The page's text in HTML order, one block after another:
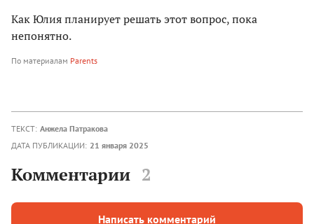
Как Юлия планирует решать этот вопрос, пока
непонятно.
По материалам Parents
ТЕКСТ: Анжела Патракова
ДАТА ПУБЛИКАЦИИ: 21 января 2025
Комментарии 2
Написать комментарий